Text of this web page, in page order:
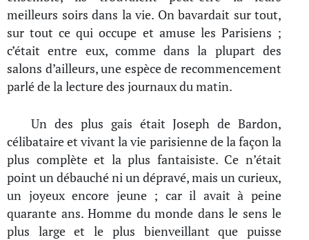
meilleurs soirs dans la vie. On bavardait sur tout,
sur tout ce qui occupe et amuse les Parisiens ;
c’était entre eux, comme dans la plupart des
salons d’ailleurs, une espèce de recommencement
parlé de la lecture des journaux du matin.
Un des plus gais était Joseph de Bardon,
célibataire et vivant la vie parisienne de la façon la
plus complète et la plus fantaisiste. Ce n’était
point un débauché ni un dépravé, mais un curieux,
un joyeux encore jeune ; car il avait à peine
quarante ans. Homme du monde dans le sens le
plus large et le plus bienveillant que puisse